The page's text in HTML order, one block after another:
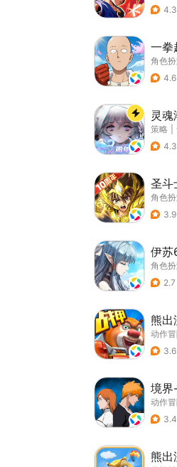
4.3
一拳
角色
4.6
灵魂
策略
4.3
圣斗
角色
3.9
伊苏
角色
2.7
熊出
动作
3.6
境界
动作
3.4
熊出